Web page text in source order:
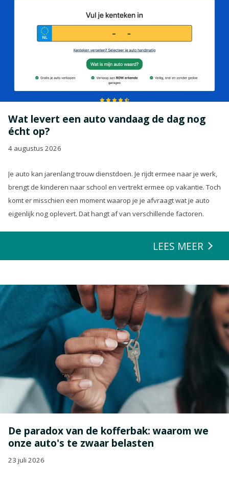
Wat levert een auto vandaag de dag nog
écht op?
4 augustus 2026
Je auto kan jarenlang trouw dienstdoen. Je rijdt ermee naar je werk,
brengt de kinderen naar school en vertrekt ermee op vakantie. Toch
komt er misschien een moment waarop je je afvraagt wat je auto
eigenlijk nog oplevert. Dat hangt af van verschillende factoren.
LEES MEER
De paradox van de kofferbak: waarom we
onze auto's te zwaar belasten
23 juli 2026